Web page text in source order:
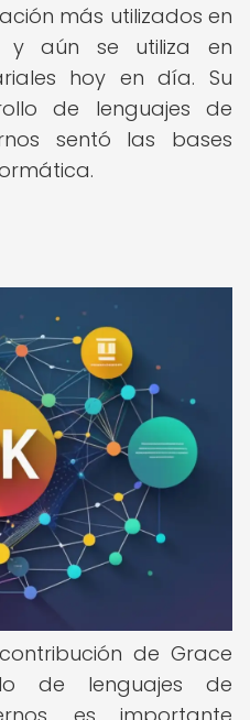
más utilizados en
y aún se utiliza en
hoy en día. Su
de lenguajes de
sentó las bases
de Grace
de lenguajes de